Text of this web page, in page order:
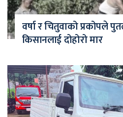
वर्षा र चितुवाको प्रकोपले
किसानलाई दोहोरो मार